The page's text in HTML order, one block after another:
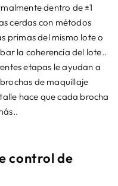
dentro de ±1
cerdas con métodos
primas del mismo lote o
la coherencia del lote..
etapas le ayudan a
de maquillaje
hace que cada brocha
control de